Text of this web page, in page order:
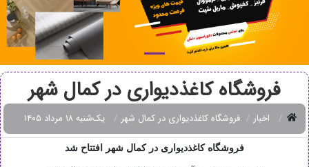
فروشگاه کاغذدیواری در کمال شهر
اخبار فروشگاه کاغذدیواری در کمال شهر یک‌شنبه ۱۸ مرداد ۱۴۰۵
فروشگاه کاغذدیواری در کمال شهر افتتاح شد